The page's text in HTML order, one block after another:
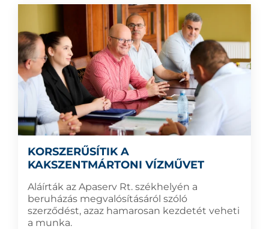
KORSZERŰSÍTIK A
KAKSZENTMÁRTONI VÍZMŰVET
Aláírták az Apaserv Rt. székhelyén a
beruházás megvalósításáról szóló
szerződést, azaz hamarosan kezdetét veheti
a munka.